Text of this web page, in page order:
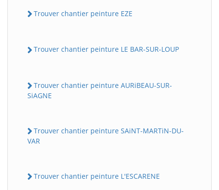
Trouver chantier peinture EZE
Trouver chantier peinture LE BAR-SUR-LOUP
Trouver chantier peinture AURiBEAU-SUR-
SiAGNE
Trouver chantier peinture SAiNT-MARTiN-DU-
VAR
Trouver chantier peinture L'ESCARENE